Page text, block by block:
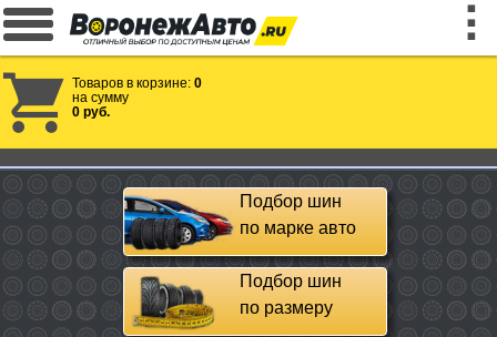
Товаров в корзине: 0
на сумму
0 руб.
Подбор шин
по марке авто
Подбор шин
по размеру